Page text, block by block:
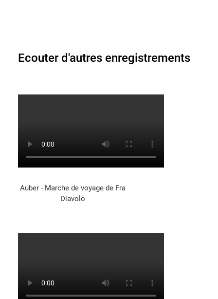
Ecouter d'autres enregistrements
Auber - Marche de voyage de Fra
Diavolo